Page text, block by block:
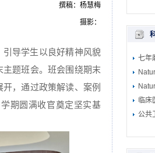
撰稿：杨慧梅
摄影：
导学生以良好精神风貌
题班会。班会围绕期末
，通过政策解读、案例
期圆满收官奠定坚实基
七年
临床
公共